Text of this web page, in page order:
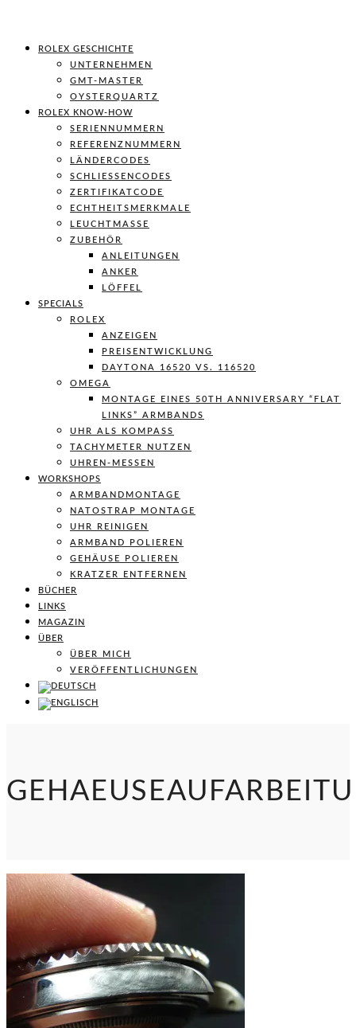
ROLEX GESCHICHTE
UNTERNEHMEN
GMT-MASTER
OYSTERQUARTZ
ROLEX KNOW-HOW
SERIENNUMMERN
REFERENZNUMMERN
LÄNDERCODES
SCHLIESSENCODES
ZERTIFIKATCODE
ECHTHEITSMERKMALE
LEUCHTMASSE
ZUBEHÖR
ANLEITUNGEN
ANKER
LÖFFEL
SPECIALS
ROLEX
ANZEIGEN
PREISENTWICKLUNG
DAYTONA 16520 VS. 116520
OMEGA
MONTAGE EINES 50TH ANNIVERSARY “FLAT
LINKS” ARMBANDS
UHR ALS KOMPASS
TACHYMETER NUTZEN
UHREN-MESSEN
WORKSHOPS
ARMBANDMONTAGE
NATOSTRAP MONTAGE
UHR REINIGEN
ARMBAND POLIEREN
GEHÄUSE POLIEREN
KRATZER ENTFERNEN
BÜCHER
LINKS
MAGAZIN
ÜBER
ÜBER MICH
VERÖFFENTLICHUNGEN